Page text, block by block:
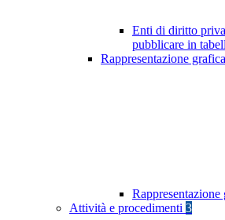
Enti di diritto
pubblicare in
Rappresentazione grafica
Rappresentazione
Attività e procedimenti 3